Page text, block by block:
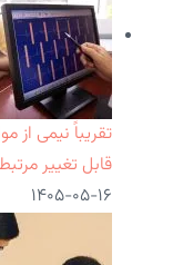
تقریباً نیمی
قابل تغییر
۱۴۰۵-۰۵-۱۶